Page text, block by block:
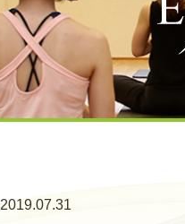
2019.07.31